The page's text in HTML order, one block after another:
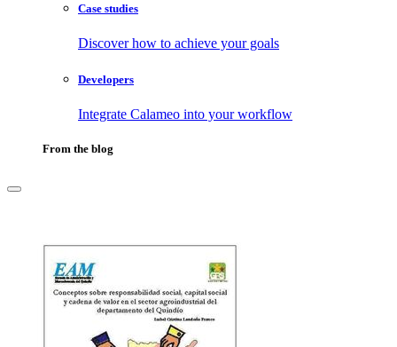
Case studies
Discover how to achieve your goals
Developers
Integrate Calameo into your workflow
From the blog